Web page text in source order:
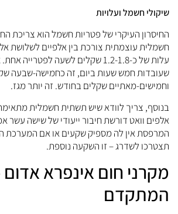
שיקולי חשמל ועלויות
החיסרון העיקרי של פטריות חשמל הוא צריכת
חשמלית עוצמתית צורכת בין אלפיים לשלושת
עלות של כ-1.2-1.8 שקלים לשעה לפטרייה
שעובדות חמש שעות ביום, זה כחמישה-שבעה
וחמישים-מאתיים שקלים בחודש. זה יותר מגז.
בנוסף, צריך לוודא שיש תשתית חשמלית מתאימה.
אלפים וואט דורשת חיבור ייעודי של שישה עשר
המרפסת אין לה מספיק שקעים או אם המערכת
תצטרכו לשדרג – זו השקעה נוספת.
מקרני חום אינפרא אדום
המתקדם